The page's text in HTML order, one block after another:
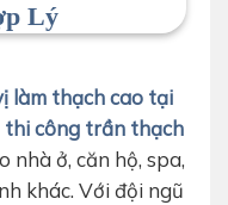
Lý
làm thạch cao tại
thi công trần thạch
nhà ở, căn hộ, spa,
khác. Với đội ngũ